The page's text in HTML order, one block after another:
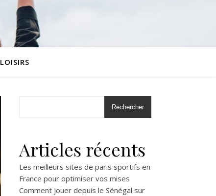
LOISIRS
Rechercher
Articles récents
Les meilleurs sites de paris sportifs en
France pour optimiser vos mises
Comment jouer depuis le Sénégal sur